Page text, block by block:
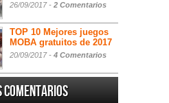
26/09/2017 - 2 Comentarios
TOP 10 Mejores juegos
MOBA gratuitos de 2017
20/09/2017 - 4 Comentarios
comentarios